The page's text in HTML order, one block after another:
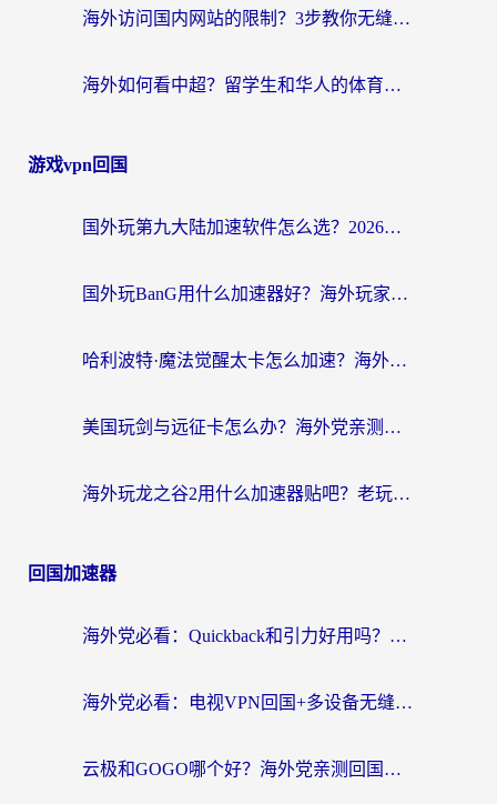
海外访问国内网站的限制？3步教你无缝解锁国内资源（附实测最优工具）
海外如何看中超？留学生和华人的体育赛事观看终极指南（附欧洲杯奥运会观看技巧）
游戏vpn回国
国外玩第九大陆加速软件怎么选？2026终极指南帮你告别延迟卡顿
国外玩BanG用什么加速器好？海外玩家亲测的国服游戏加速终极方案
哈利波特·魔法觉醒太卡怎么加速？海外党亲测有效的国服游戏加速指南
美国玩剑与远征卡怎么办？海外党亲测有效的国服游戏加速指南
海外玩龙之谷2用什么加速器贴吧？老玩家实测推荐，附新加坡猎魂觉醒国外剑与远征加速攻略
回国加速器
海外党必看：Quickback和引力好用吗？3分钟搞懂回国加速器怎么选
海外党必看：电视VPN回国+多设备无缝访问国内资源的实用指南
云极和GOGO哪个好？海外党亲测回国加速器选择指南（附iOS免费&Windows VPN实用技巧）